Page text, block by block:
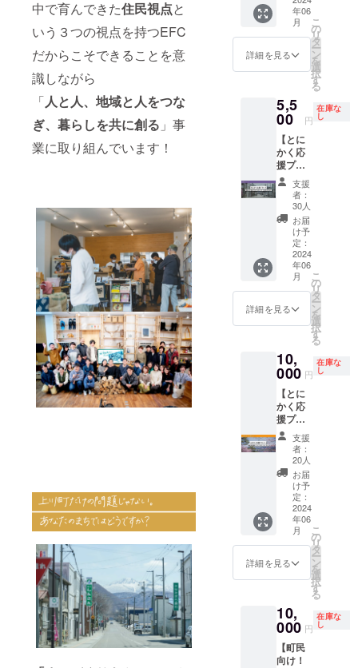
中で育んできた住民視点と
いう３つの視点を持つEFC
だからこそできることを意
識しながら
「人と人、地域と人をつな
ぎ、暮らしを共に創る 」事
業に取り組んでいます！
交通費
や現地
での食
事代等
は含ま
れませ
日程に
ついて
はプロ
ジェク
ト終了
後メー
ルにて
調整さ
せてい
ただき
ます。
※宿泊に
関する
各種許
可は
2024年
2月中に
取得予
定です
宿泊の
許可が
取得で
きな
かった
場合は
ご返
金、も
しくは
ANSHI
NDOの
すぐ近
くにあ
る民宿
をご案
内いた
しま
まちに
置き換
えた
時、ど
こをど
良いの
だろう
かと、
気づく
キッカ
ケにな
りまし
た。
［リ
ターン
内容］
・感謝
のお手
紙 ・志
水か絹
川町を
半日か
ます
（時
間：9時
から13
時くら
い） ※
ご利用
期限は
2025年
5月まで
※1支援
につき5
名まで
ご参加
できま
以上に
ついて
くださ
い） ※
交通手
段や宿
は3ヵ月
ごと更
です。
◯地域
おこし
協力隊
の活動
の活動
などに
ついて
いろい
ろとお
話を聞
くこと
ができ
大満足
でし
た。ま
た、直
面して
いる課
題など
も語っ
てもら
まちづ
くり事
業の難
しさな
どを実
感する
ことが
でき、
大変良
かった
です！
◯上川
を知
り、
知った
そ、自
分のま
きにな
りまし
た。伸
び代だ
［リ
ターン
内容］
・感謝
のお手
宿泊貸
切（2泊
／最大
10名）
・3階
シェア
オフィ
ス、
PORTO
コワー
キング
スペー
スご利
用 ・モ
プロ
ジェク
※有効期
限2025
年5月ま
でで
す。 ※
シェア
オフィ
ス開館
時間
9:00~2
0:00（
予定）
※3階
シェア
オフィ
が決
まって
アドレ
スで
す。会
議室も
気分や
作業内
容に合
わせて
使い分
［リ
ターン
内容］
・感謝
のお手
紙 ・
ANSHI
NDO
シェア
オフィ
ス1年利
用可能
の権利
（法
人） ※
限は
2025年
以降は
3ヵ月ご
と更
新。 ※
シェア
オフィ
ス開館
時間
9:00~2
0:00（
定）。
※席が決
まって
いない
アドレ
スで
設ける
予定で
す。 ※
光熱水
てくれ
た「移
住者」
です。
雇用条
でな
く、そ
の土地
での生
活の様
子や一
緒に働
く人た
とに人
柄、地
域の魅
力も詰
め込ん
だ記事
を制作
情報発
信して
［リ
ターン
内容］
・感謝
のお手
紙 ・求
人記事
制作、
情報発
信サ
ポート
※有効期
限は
2025年
5月まで
※SNS広
告等を
使用す
料金が
発生し
ます。
※記事制
てほし
い、子
どもた
ちと外
で遊べ
ほしい
など、
お待ち
してお
りま
す！
［リ
ターン
内容］
・感謝
のお手
紙 ・イ
ベント
（1日）
企画運
デュー
ス ※ご
2025年
5月ま
で。 ※
希望す
るイベ
ント内
容があ
りまし
たら備
考欄に
ご記入
くださ
い。 ※
実施日
やイベ
内容に
ついて
ト終了
後メー
ルにて
調整さ
ミット
参加プ
ラ
ン！】
ローカ
ルで頑
い皆さ
ん大集
合！
ローカ
ルキャ
リアサ
ミット
を開催
しま
す！ 人
口も知
名度も
少ない
ローカ
ルに飛
び込
み、ど
や暮ら
しを実
現し、
キャリ
アを積
んでい
くの
か。 住
む場所
や働き
方が多
様化し
ている
今だか
らこ
そ、地
方で生
なこと
を実践
してい
るの
か、上
年06
月
詳細を見る
こ
の
リ
タ
ー
ン
を
選
択
す
る
5,5
00 円
在庫な
し
【とに
かく応
援プラ
ン！】
OUT OF
STOCK
となっ
ていた
「とに
かく応
援プラ
ン！
（5000
円）」
に、現
在製作
ちぶら
MAPを
追加し
たプラ
ンで
す！ ぜ
ひこの
MAPを
手に上
川町へ
遊びに
来てく
ださ
い！
［リ
ターン
内容］
リジナ
ルス
テッ
カー1枚
・まち
支援
者：
30人
お届
け予
定：
2024
年06
月
詳細を見る
こ
の
リ
タ
ー
ン
を
選
択
す
る
10,
000 円
在庫な
し
【とに
かく応
援プラ
ン！】
心から
ありが
とうご
ざいま
す！！
まちを
照らす
灯台に
なれる
よう
に、頑
張りま
［リ
ターン
内容］
・感謝
のお手
支援
者：
20人
お届
け予
定：
2024
年06
月
詳細を見る
こ
の
リ
タ
ー
ン
を
選
択
す
る
10,
000 円
在庫な
し
【町民
向け！